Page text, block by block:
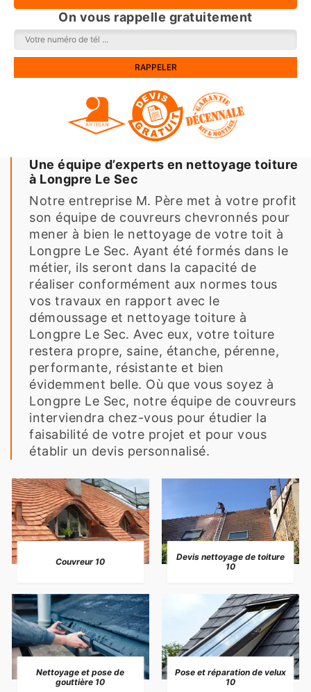
On vous rappelle gratuitement
Une équipe d’experts en nettoyage toiture
à Longpre Le Sec
Notre entreprise M. Père met à votre profit
son équipe de couvreurs chevronnés pour
mener à bien le nettoyage de votre toit à
Longpre Le Sec. Ayant été formés dans le
métier, ils seront dans la capacité de
réaliser conformément aux normes tous
vos travaux en rapport avec le
démoussage et nettoyage toiture à
Longpre Le Sec. Avec eux, votre toiture
restera propre, saine, étanche, pérenne,
performante, résistante et bien
évidemment belle. Où que vous soyez à
Longpre Le Sec, notre équipe de couvreurs
interviendra chez-vous pour étudier la
faisabilité de votre projet et pour vous
établir un devis personnalisé.
Couvreur 10
Devis nettoyage de toiture
10
Nettoyage et pose de
gouttière 10
Pose et réparation de velux
10